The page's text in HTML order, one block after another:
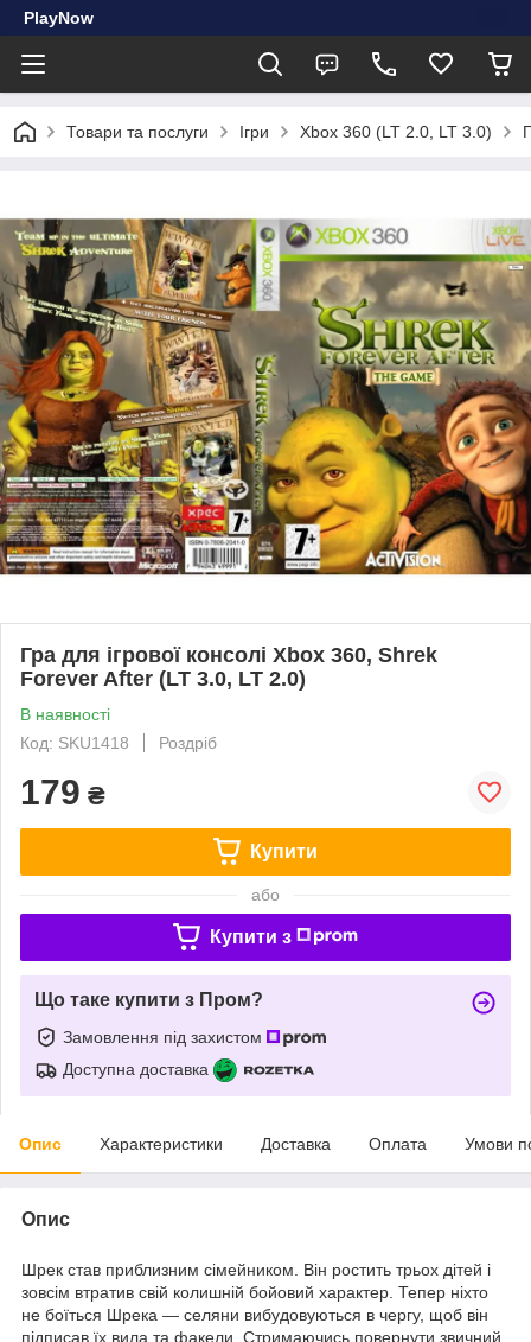
PlayNow
Товари та послуги Ігри Xbox 360 (LT 2.0, LT 3.0)
Гра для ігрової консолі Xbox 360, Shrek
Forever After (LT 3.0, LT 2.0)
В наявності
Код: SKU1418
Роздріб
179 ₴
Купити
або
Купити з
Що таке купити з Пром?
Замовлення під захистом
Доступна доставка
Опис Характеристики Доставка Оплата Умови
Опис
Шрек став приблизним сімейником. Він ростить трьох дітей і
зовсім втратив свій колишній бойовий характер. Тепер ніхто
не боїться Шрека — селяни вибудовуються в чергу, щоб він
підписав їх вила та факели. Стримаючись повернути звичний